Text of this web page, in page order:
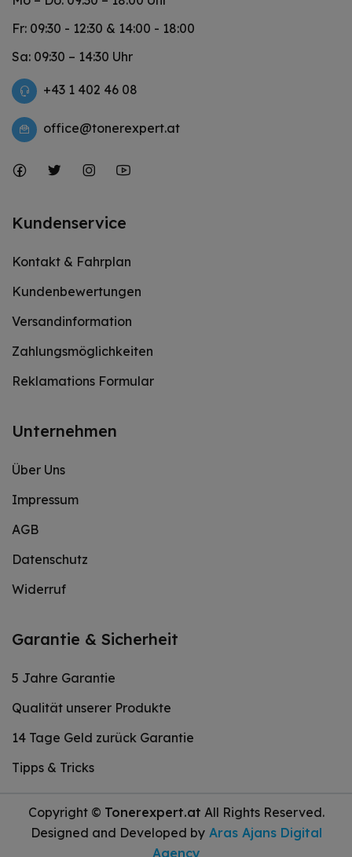
Fr: 09:30 - 12:30 & 14:00 - 18:00
Sa: 09:30 – 14:30 Uhr
+43 1 402 46 08
office@tonerexpert.at
Kundenservice
Kontakt & Fahrplan
Kundenbewertungen
Versandinformation
Zahlungsmöglichkeiten
Reklamations Formular
Unternehmen
Über Uns
Impressum
AGB
Datenschutz
Widerruf
Garantie & Sicherheit
5 Jahre Garantie
Qualität unserer Produkte
14 Tage Geld zurück Garantie
Tipps & Tricks
Copyright © Tonerexpert.at All Rights Reserved.
Designed and Developed byAras Ajans Digital
Agency